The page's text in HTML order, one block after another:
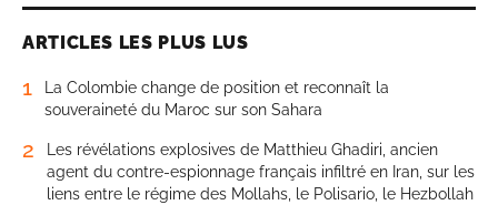
ARTICLES LES PLUS LUS
1
La Colombie change de position et reconnaît la
souveraineté du Maroc sur son Sahara
2
Les révélations explosives de Matthieu Ghadiri, ancien
agent du contre-espionnage français infiltré en Iran, sur les
liens entre le régime des Mollahs, le Polisario, le Hezbollah